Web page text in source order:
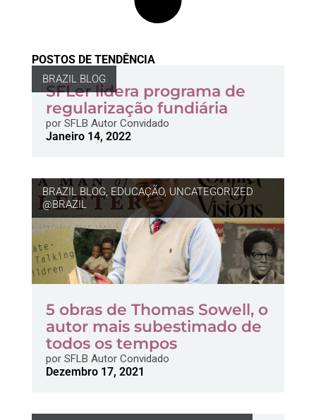
POSTOS DE TENDÊNCIA
BRAZIL BLOG
SFLer lidera programa de
regularização fundiária
porSFLB Autor Convidado
Janeiro 14, 2022
BRAZIL BLOG, EDUCAÇÃO, UNCATEGORIZED
@BRAZIL
5 obras de Thomas Sowell, o
autor mais subestimado de
todos os tempos
porSFLB Autor Convidado
Dezembro 17, 2021